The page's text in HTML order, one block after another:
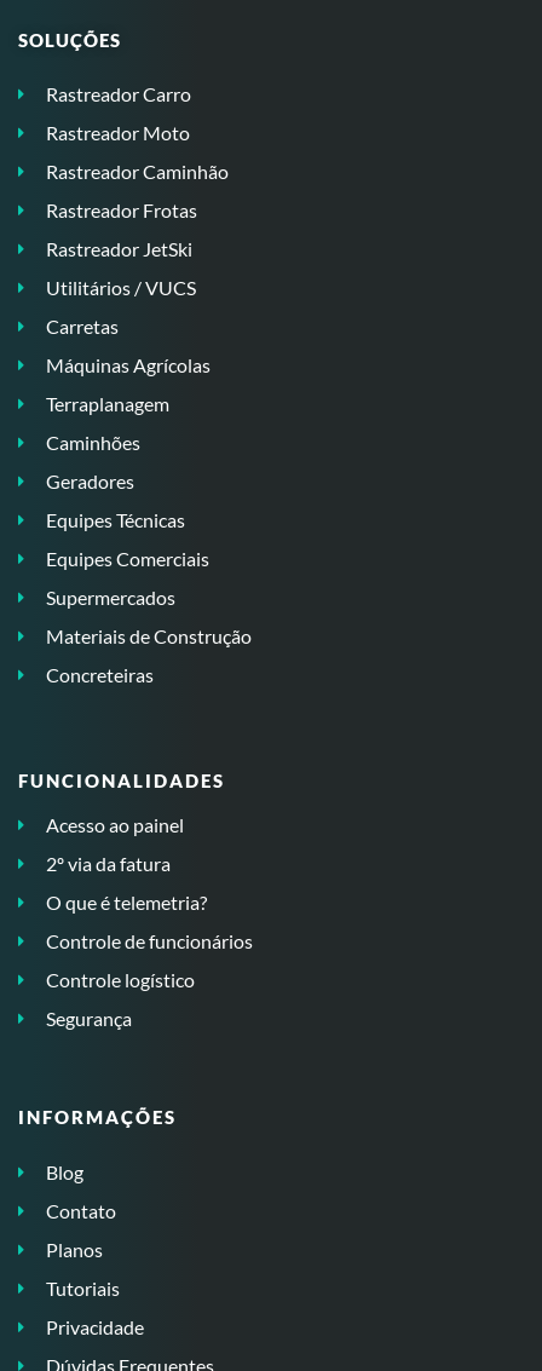
SOLUÇÕES
Rastreador Carro
Rastreador Moto
Rastreador Caminhão
Rastreador Frotas
Rastreador JetSki
Utilitários / VUCS
Carretas
Máquinas Agrícolas
Terraplanagem
Caminhões
Geradores
Equipes Técnicas
Equipes Comerciais
Supermercados
Materiais de Construção
Concreteiras
FUNCIONALIDADES
Acesso ao painel
2º via da fatura
O que é telemetria?
Controle de funcionários
Controle logístico
Segurança
INFORMAÇÕES
Blog
Contato
Planos
Tutoriais
Privacidade
Dúvidas Frequentes